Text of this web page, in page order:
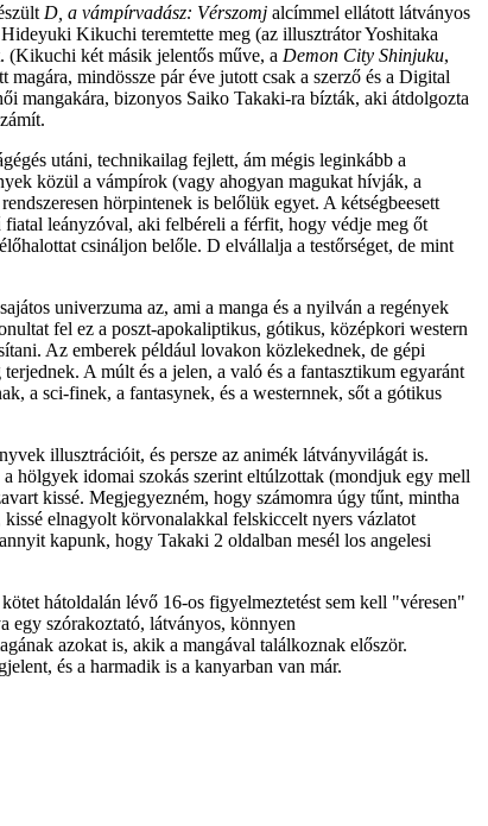
D, a vámpírvadász: Vérszomj alcímmel ellátott látványos
Kikuchi teremtette meg (az illusztrátor Yoshitaka
(Kikuchi két másik jelentős műve, a Demon City Shinjuku,
mindössze pár éve jutott csak a szerző és a Digital
mangakára, bizonyos Saiko Takaki-ra bízták, aki átdolgozta
utáni, technikailag fejlett, ám mégis leginkább a
közül a vámpírok (vagy ahogyan magukat hívják, a
hörpintenek is belőlük egyet. A kétségbeesett
leányzóval, aki felbéreli a férfit, hogy védje meg őt
csináljon belőle. D elvállalja a testőrséget, de mint
univerzuma az, ami a manga és a nyilván a regények
fel ez a poszt-apokaliptikus, gótikus, középkori western
Az emberek például lovakon közlekednek, de gépi
A múlt és a jelen, a való és a fantasztikum egyaránt
a sci-finek, a fantasynek, és a westernnek, sőt a gótikus
illusztrációit, és persze az animék látványvilágát is.
hölgyek idomai szokás szerint eltúlzottak (mondjuk egy mell
kissé. Megjegyezném, hogy számomra úgy tűnt, mintha
kissé elnagyolt körvonalakkal felskiccelt nyers vázlatot
kapunk, hogy Takaki 2 oldalban mesél los angelesi
hátoldalán lévő 16-os figyelmeztetést sem kell "véresen"
egy szórakoztató, látványos, könnyen
azokat is, akik a mangával találkoznak először.
és a harmadik is a kanyarban van már.